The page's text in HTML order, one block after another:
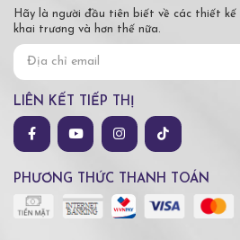
Hãy là người đầu tiên biết về các thiết kế
khai trương và hơn thế nữa.
LIÊN KẾT TIẾP THỊ
PHƯƠNG THỨC THANH TOÁN